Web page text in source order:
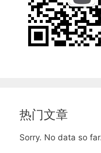
热门文章
Sorry. No data so